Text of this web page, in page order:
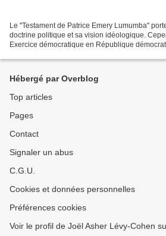
Le ''Testament de Patrice Emery Lumumba''
doctrine politique et sa vision idéologique.
Exercice démocratique en République
Hébergé par Overblog
Top articles
Pages
Contact
Signaler un abus
C.G.U.
Cookies et données personnelles
Préférences cookies
Voir le profil de Joël Asher Lévy-Cohen